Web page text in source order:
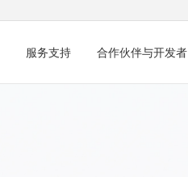
服务支持 合作伙伴与开发者